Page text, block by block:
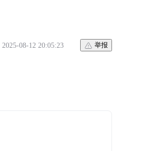
08-12 20:05:23 举报